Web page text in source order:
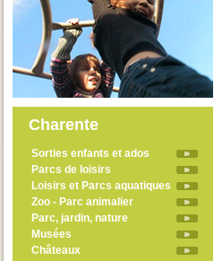
Charente
Sorties enfants et ados
Parcs de loisirs
Loisirs et Parcs aquatiques
Zoo - Parc animalier
Parc, jardin, nature
Musées
Châteaux